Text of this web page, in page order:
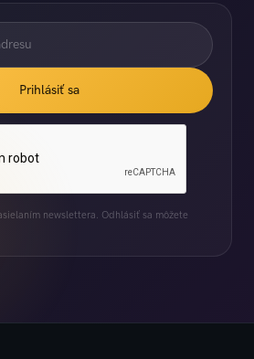
Prihlásiť sa
newslettera. Odhlásiť sa môžete